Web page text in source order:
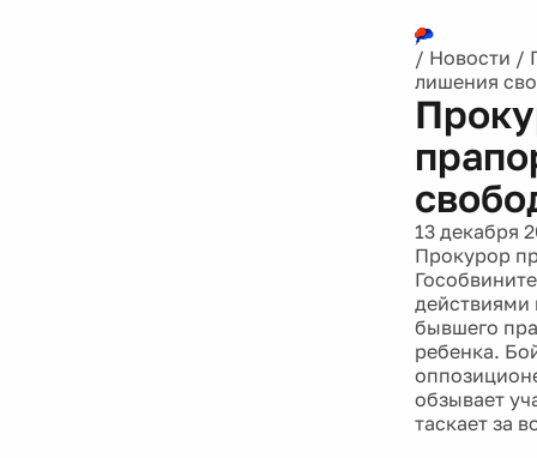
/ Новости /
лишения
13 декабря
Прокурор
действиями
бывшего
ребенка.
обзывает
таскает за